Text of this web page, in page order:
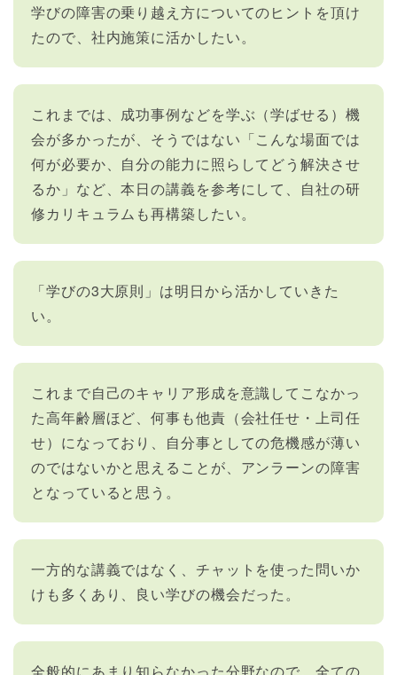
学びの障害の乗り越え方についてのヒントを頂け
たので、社内施策に活かしたい。
これまでは、成功事例などを学ぶ（学ばせる）機
会が多かったが、そうではない「こんな場面では
何が必要か、自分の能力に照らしてどう解決させ
るか」など、本日の講義を参考にして、自社の研
修カリキュラムも再構築したい。
「学びの3大原則」は明日から活かしていきた
い。
これまで自己のキャリア形成を意識してこなかっ
た高年齢層ほど、何事も他責（会社任せ・上司任
せ）になっており、自分事としての危機感が薄い
のではないかと思えることが、アンラーンの障害
となっていると思う。
一方的な講義ではなく、チャットを使った問いか
けも多くあり、良い学びの機会だった。
全般的にあまり知らなかった分野なので、全ての